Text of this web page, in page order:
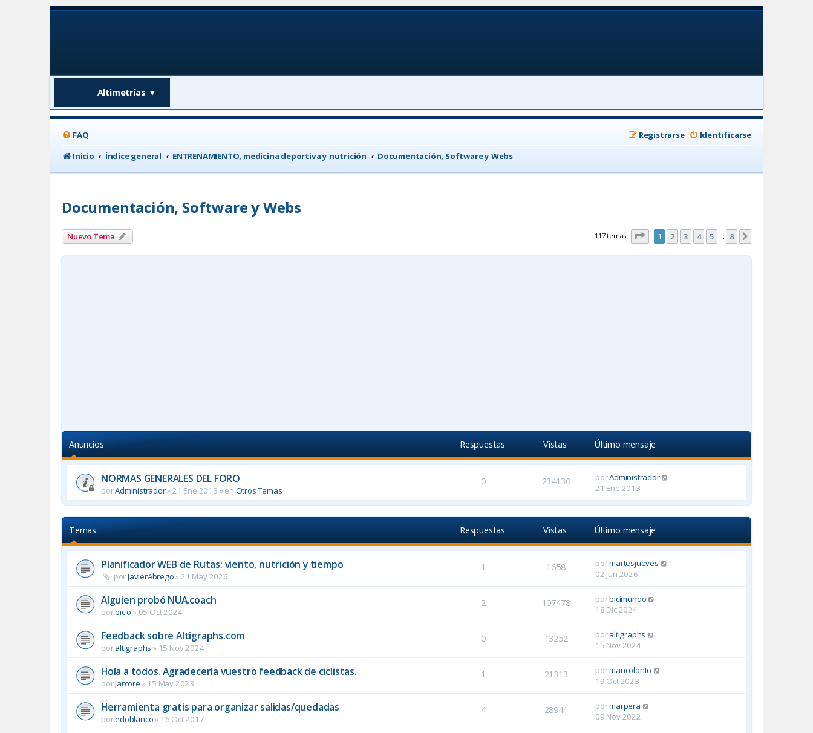
Altimetrías ▼
FAQ Identificarse
Registrarse
Inicio
Índice general ENTRENAMIENTO, medicina deportiva y nutrición Documentación, Software y Webs
Documentación, Software y Webs
Nuevo Tema 117 temas Página1 de
1 2 3 4 5 … 8
Anuncios Respuestas Vistas Último mensaje
NORMAS GENERALES DEL FORO
porAdministrador»21 Ene 2013 » en Otros Temas
0 234130 porAdministrador
21 Ene 2013
Temas Respuestas Vistas Último mensaje
Planificador WEB de Rutas: viento, nutrición y tiempo
porJavierAbrego»21 May 2026
1 1658 pormartesjueves
02 Jun 2026
Alguien probó NUA.coach
porbicio » 05 Oct 2024
2 107478 porbicimundo
18 Dic 2024
Feedback sobre Altigraphs.com
poraltigraphs » 15 Nov 2024
0 13252 poraltigraphs
15 Nov 2024
Hola a todos. Agradecería vuestro feedback de ciclistas.
porJarcore » 15 May 2023
1 21313 pormancolonto
19 Oct 2023
Herramienta gratis para organizar salidas/quedadas
poredoblanco» 16 Oct 2017
4 28941 pormarpera
09 Nov 2022